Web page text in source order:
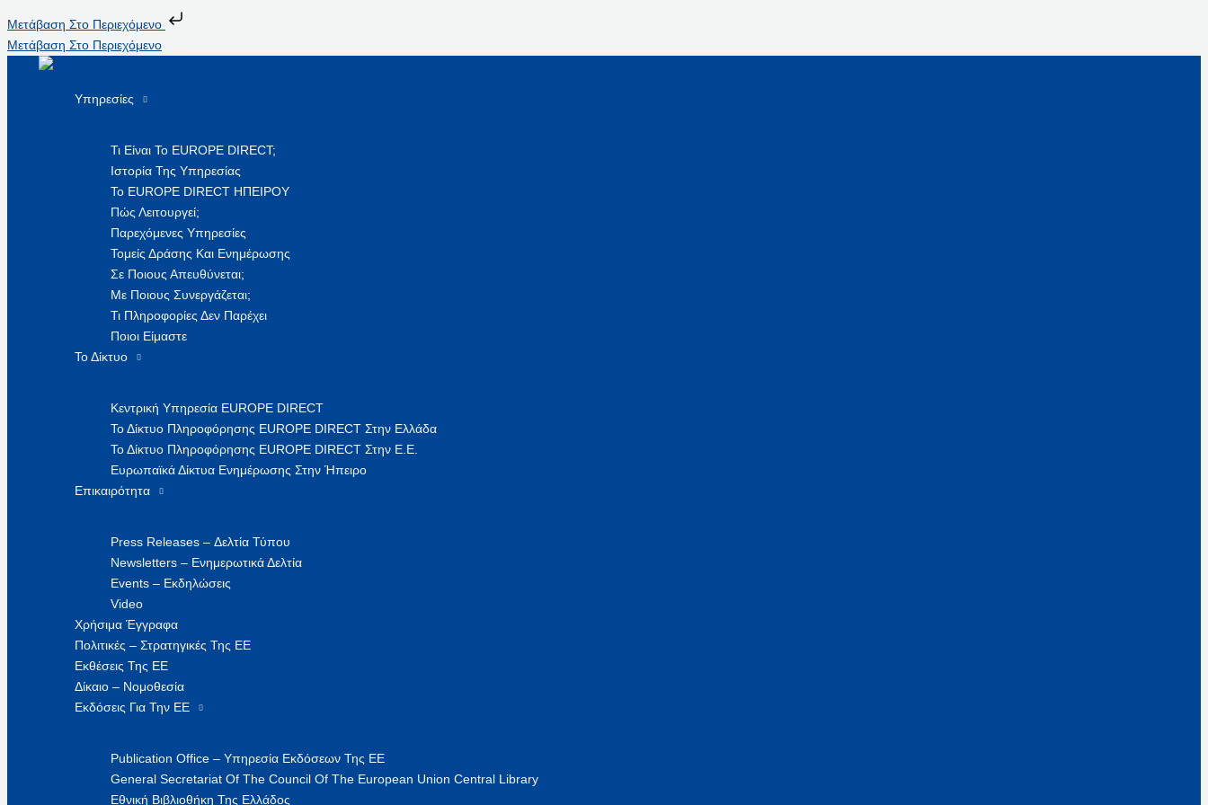
Μετάβαση Στο Περιεχόμενο
Μετάβαση Στο Περιεχόμενο
Υπηρεσίες
Τι Είναι Το EUROPE DIRECT;
Ιστορία Της Υπηρεσίας
Το EUROPE DIRECT ΗΠΕΙΡΟΥ
Πώς Λειτουργεί;
Παρεχόμενες Υπηρεσίες
Τομείς Δράσης Και Ενημέρωσης
Σε Ποιους Απευθύνεται;
Με Ποιους Συνεργάζεται;
Τι Πληροφορίες Δεν Παρέχει
Ποιοι Είμαστε
Το Δίκτυο
Κεντρική Υπηρεσία EUROPE DIRECT
Το Δίκτυο Πληροφόρησης EUROPE DIRECT Στην Ελλάδα
Το Δίκτυο Πληροφόρησης EUROPE DIRECT Στην Ε.Ε.
Ευρωπαϊκά Δίκτυα Ενημέρωσης Στην Ήπειρο
Επικαιρότητα
Press Releases – Δελτία Τύπου
Newsletters – Ενημερωτικά Δελτία
Events – Εκδηλώσεις
Video
Χρήσιμα Έγγραφα
Πολιτικές – Στρατηγικές Της ΕΕ
Εκθέσεις Της ΕΕ
Δίκαιο – Νομοθεσία
Εκδόσεις Για Την ΕΕ
Publication Office – Υπηρεσία Εκδόσεων Της ΕΕ
General Secretariat Of The Council Of The European Union Central Library
Εθνική Βιβλιοθήκη Της Ελλάδος